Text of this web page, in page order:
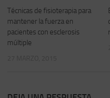
Técnicas de fisioterapia para
mantener la fuerza en
pacientes con esclerosis
múltiple